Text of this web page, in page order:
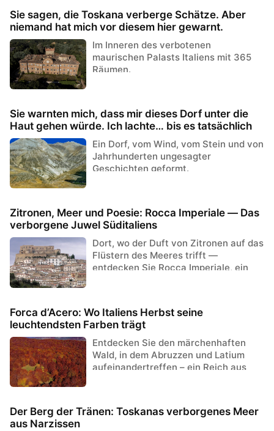
Sie sagen, die Toskana verberge Schätze. Aber
niemand hat mich vor diesem hier gewarnt.
Im Inneren des verbotenen
maurischen Palasts Italiens mit 365
Räumen.
Sie warnten mich, dass mir dieses Dorf unter die
Haut gehen würde. Ich lachte… bis es tatsächlich
passierte.
Ein Dorf, vom Wind, vom Stein und von
Jahrhunderten ungesagter
Geschichten geformt.
Zitronen, Meer und Poesie: Rocca Imperiale — Das
verborgene Juwel Süditaliens
Dort, wo der Duft von Zitronen auf das
Flüstern des Meeres trifft —
entdecken Sie Rocca Imperiale, ein
Forca d’Acero: Wo Italiens Herbst seine
leuchtendsten Farben trägt
Entdecken Sie den märchenhaften
Wald, in dem Abruzzen und Latium
aufeinandertreffen – ein Reich aus
Der Berg der Tränen: Toskanas verborgenes Meer
aus Narzissen